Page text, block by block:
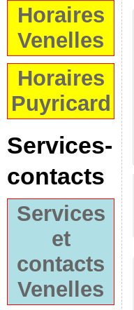
Horaires
Venelles
Horaires
Puyricard
Services-
contacts
Services
et
contacts
Venelles